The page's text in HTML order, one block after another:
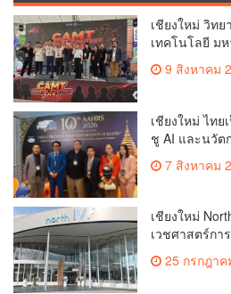
เชียงใหม่ วิท
เทคโนโลยี ม
หน้าสร้างแรง
“CAMT
9 สิงหาคม
เชียงใหม่ ไทย
ชู AI และนวัต
เอเชีย(คลิป)
7 สิงหาคม
เชียงใหม่
เวชศาสตร์กา
บุตรยากของภู
25 กรกฎาค